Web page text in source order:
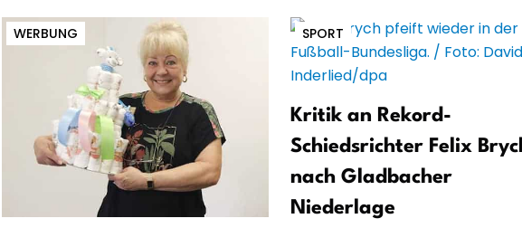
WERBUNG SPORT
Kritik an Rekord-
Schiedsrichter Felix
nach Gladbacher
Niederlage